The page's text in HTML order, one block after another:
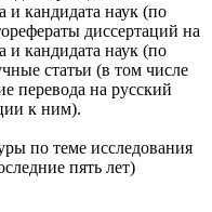
и кандидата наук (по
диссертаций на
и кандидата наук (по
статьи (в том числе
перевода на русский
к ним).
по теме исследования
пять лет)